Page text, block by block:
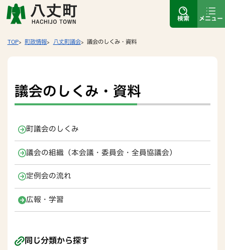
検索 メニュー
TOP 町政情報 八丈町議会 議会のしくみ・資料
議会のしくみ・資料
町議会のしくみ
議会の組織（本会議・委員会・全員協議会）
定例会の流れ
広報・学習
同じ分類から探す